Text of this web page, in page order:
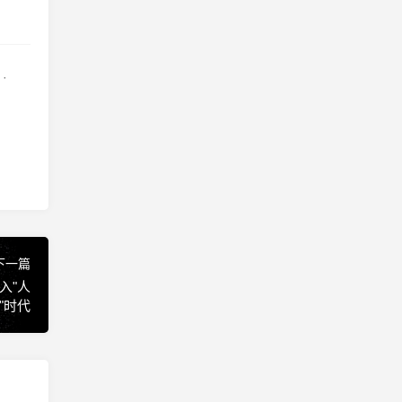
·
一篇
"人
时代